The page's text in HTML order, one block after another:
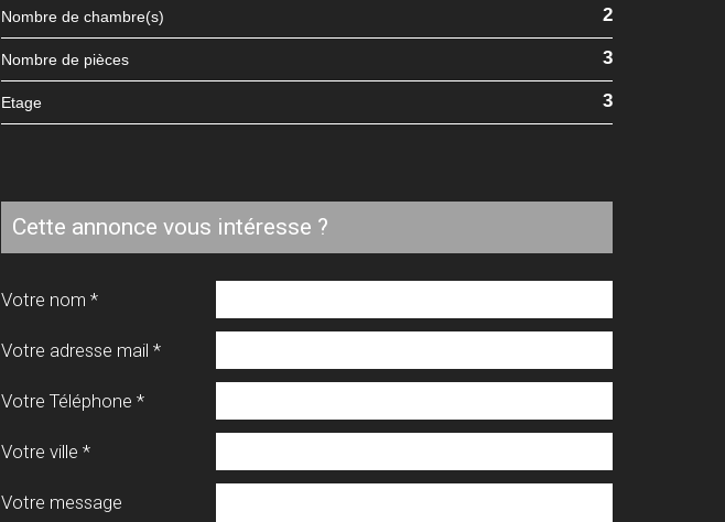
Nombre de chambre(s) 2
Nombre de pièces 3
Etage 3
cette annonce vous intéresse ?
Votre nom *
Votre adresse mail *
Votre Téléphone *
Votre ville *
Votre message